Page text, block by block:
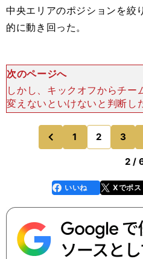
中央エリアのポジションを絞
的に動き回った。
次のページへ
しかし、キックオフからチー
変えないといけないと判断し
半だけで南野に交代を命じ
ンス自体は悪くなかった。「
タキのパフォ
前
のページへ
1 2 3
2 /
faceboo
k
いいね Xでポス